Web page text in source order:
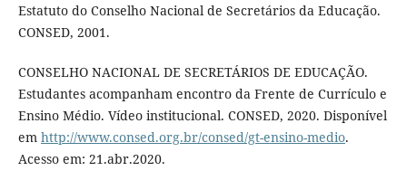
Estatuto do Conselho Nacional de Secretários da Educação.
CONSED, 2001.
CONSELHO NACIONAL DE SECRETÁRIOS DE EDUCAÇÃO.
Estudantes acompanham encontro da Frente de Currículo e
Ensino Médio. Vídeo institucional. CONSED, 2020. Disponível
em http://www.consed.org.br/consed/gt-ensino-medio.
Acesso em: 21.abr.2020.